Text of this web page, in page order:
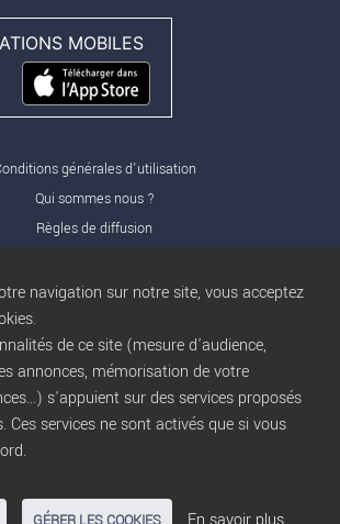
MOBILES
générales d'utilisation
Qui sommes nous ?
Règles de diffusion
Nos offres Pro
Publicité
Conditions d’Utilisation
Privacy Policy
Blogtrocbuy
Gestion des cookies
navigation sur notre site, vous acceptez
de ce site (mesure d'audience,
annonces, mémorisation de votre
s'appuient sur des services proposés
Ces services ne sont activés que si vous